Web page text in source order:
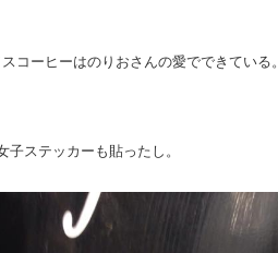
コーヒーはのりおさんの愛でできている。
子ステッカーも貼ったし。